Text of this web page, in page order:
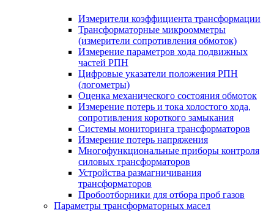
Измерители коэффициента трансформации
Трансформаторные микроомметры
(измерители сопротивления обмоток)
Измерение параметров хода подвижных
частей РПН
Цифровые указатели положения РПН
(логометры)
Оценка механического состояния обмоток
Измерение потерь и тока холостого хода,
сопротивления короткого замыкания
Системы мониторинга трансформаторов
Измерение потерь напряжения
Многофункциональные приборы контроля
силовых трансформаторов
Устройства размагничивания
трансформаторов
Пробоотборники для отбора проб газов
Параметры трансформаторных масел